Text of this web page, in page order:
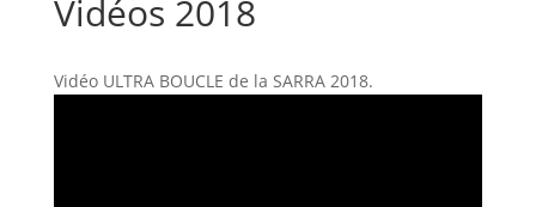
Vidéos 2018
Vidéo ULTRA BOUCLE de la SARRA 2018.